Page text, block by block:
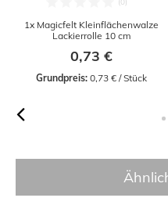
1x Magicfelt Kleinflächenwalze
Lackierrolle 10 cm
0,73 €
Grundpreis: 0,73 € / Stück